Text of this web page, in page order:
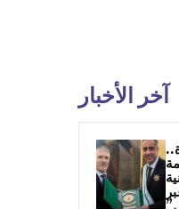
آخر الأخبار